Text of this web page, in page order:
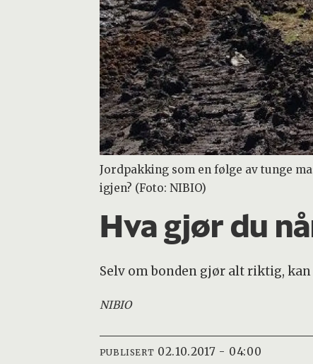
Jordpakking som en følge av tunge
igjen? (Foto: NIBIO)
Hva gjør du
Selv om bonden gjør alt riktig,
NIBIO
PUBLISERT 02.10.2017 - 04:00